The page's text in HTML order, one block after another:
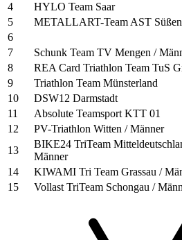
4
HYLO Team Saar
5
METALLART-Team AST Süßen
6
7
Schunk Team TV Mengen /
8
REA Card Triathlon Team TuS
9
Triathlon Team Münsterland
10
DSW12 Darmstadt
11
Absolute Teamsport KTT 01
12
PV-Triathlon Witten / Männer
13
BIKE24 TriTeam
Männer
14
KIWAMI Tri Team Grassau /
15
Vollast TriTeam Schongau /